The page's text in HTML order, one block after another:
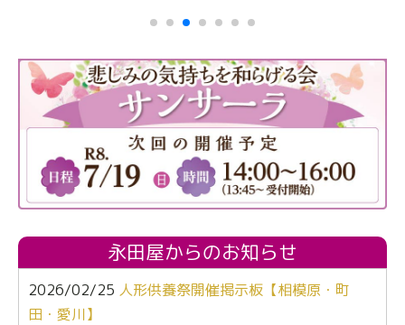
永田屋からのお知らせ
2026/02/25 人形供養祭開催掲示板【相模原・町
田・愛川】